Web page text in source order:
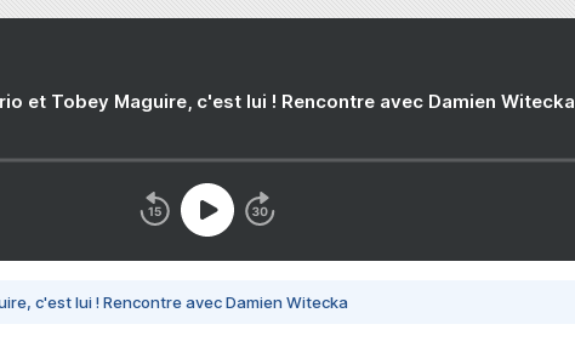
et Tobey Maguire, c'est lui ! Rencontre avec Damien Witecka
c'est lui ! Rencontre avec Damien Witecka